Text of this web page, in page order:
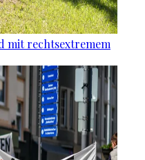
mit rechtsextremem